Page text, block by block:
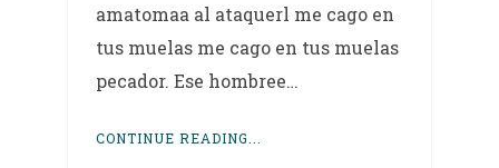
amatomaa al ataquerl me cago en
tus muelas me cago en tus muelas
pecador. Ese hombree…
CONTINUE READING...